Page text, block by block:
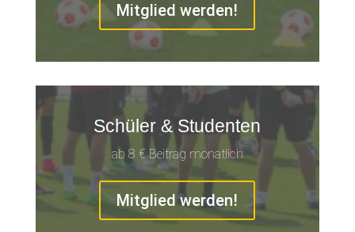
Mitglied werden!
Schüler & Studenten
ab 8 € Beitrag monatlich
Mitglied werden!